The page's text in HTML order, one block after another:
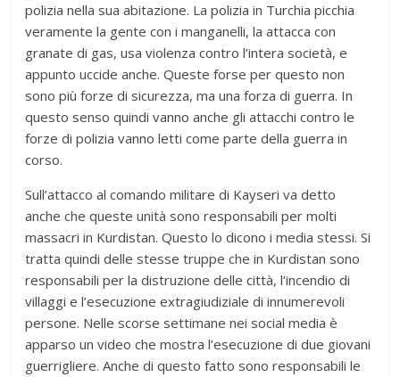
polizia nella sua abitazione. La polizia in Turchia picchia
veramente la gente con i manganelli, la attacca con
granate di gas, usa violenza contro l’intera società, e
appunto uccide anche. Queste forse per questo non
sono più forze di sicurezza, ma una forza di guerra. In
questo senso quindi vanno anche gli attacchi contro le
forze di polizia vanno letti come parte della guerra in
corso.
Sull’attacco al comando militare di Kayseri va detto
anche che queste unità sono responsabili per molti
massacri in Kurdistan. Questo lo dicono i media stessi. Si
tratta quindi delle stesse truppe che in Kurdistan sono
responsabili per la distruzione delle città, l’incendio di
villaggi e l’esecuzione extragiudiziale di innumerevoli
persone. Nelle scorse settimane nei social media è
apparso un video che mostra l’esecuzione di due giovani
guerrigliere. Anche di questo fatto sono responsabili le